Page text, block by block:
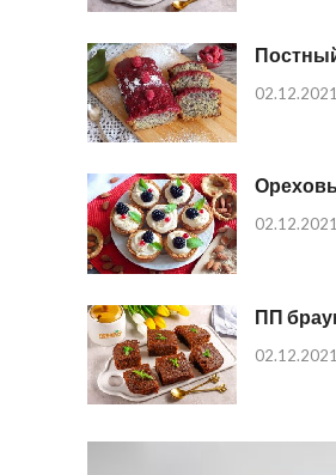
02.12.2021
02.12.2021
ПП
02.12.2021